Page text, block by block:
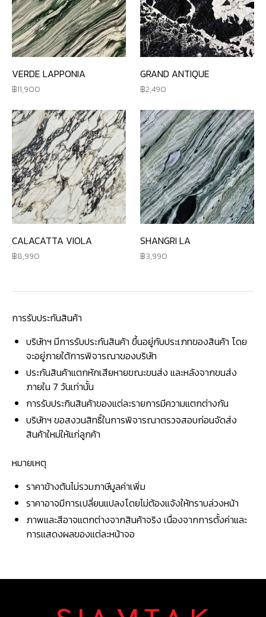
VERDE LAPPONIA
11,900
GRAND ANTIQUE
2,490
CALACATTA VIOLA
8,990
SHANGRI LA
3,990
การรับประกันสินค้า
บริษัทฯ มีการรับประกันสินค้า ขึ้นอยู่กับประเภทของสินค้า โดย
จะอยู่ภายใต้การพิจารณาของบริษัท
ประกันสินค้าแตกหักเสียหายขณะขนส่ง และหลังจากขนส่ง
ภายใน 7 วันเท่านั้น
การรับประกินสินค้าของแต่ละรายการมีความแตกต่างกัน
บริษัทฯ ขอสงวนสิทธิ์ในการพิจารณาตรวจสอบก่อนจัดส่ง
สินค้าใหม่ให้แก่ลูกค้า
หมายเหตุ
ราคาข้างต้นไม่รวมภาษีมูลค่าเพิ่ม
ราคาอาจมีการเปลี่ยนแปลงโดยไม่ต้องแจ้งให้ทราบล่วงหน้า
ภาพและสีอาจแตกต่างจากสินค้าจริง เนื่องจากการตั้งค่าและ
การแสดงผลของแต่ละหน้าจอ